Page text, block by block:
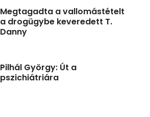
Megtagadta a vallomástételt
a drogügybe keveredett T.
Danny
Pilhál György: Út a
pszichiátriára